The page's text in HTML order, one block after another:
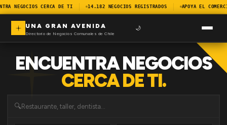
NEGOCIOS CERCA DE TI 14.182 NEGOCIOS REGISTRADOS APOYA EL
UNA GRAN AVENIDA
Directorio de Negocios Comunales de Chile
🌙
ENCUENTRA NEGOCIOS
CERCA DE TI.
🔍